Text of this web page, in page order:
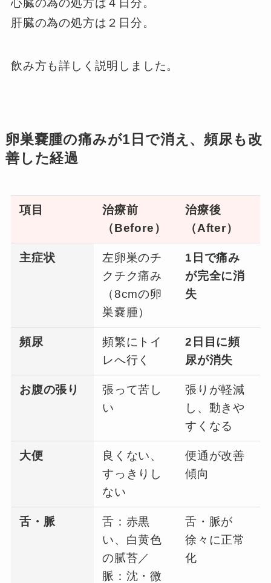
心臓の為の処方は４日分。
肝臓の為の処方は２日分。
飲み方も詳しく説明しました。
卵巣嚢腫の痛みが1日で消え、頻尿も改
善した経過
項目
治療前
（Before）
治療後
（After）
主症状
左卵巣のチ
クチク痛み
（8cmの卵
巣嚢腫）
1日で痛み
が完全に消
失
頻尿
頻繁にトイ
レへ行く
2日目に頻
尿が消失
お腹の張り
張って苦し
い
張りが軽減
し、動きや
すくなる
大便
良くない、
すっきりし
ない
便通が改善
傾向
舌・脈
舌：赤黒
い、白黄色
の腻苔／
脈：沈・微
舌・脈が
徐々に正常
化